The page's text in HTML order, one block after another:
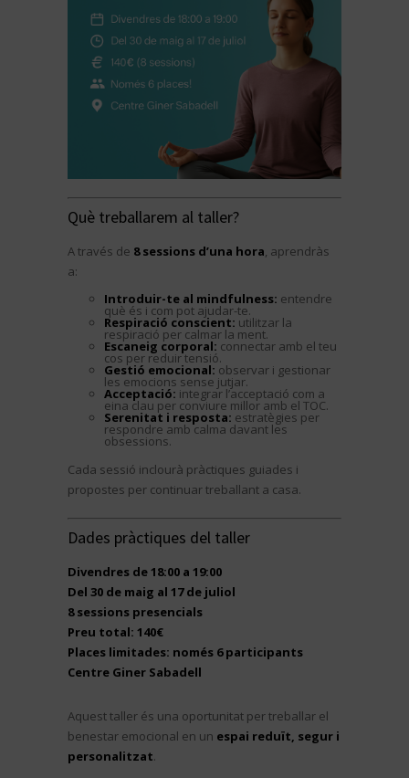
Què treballarem al taller?
A través de 8 sessions d’una hora, aprendràs
a:
Introduir-te al mindfulness: entendre
què és i com pot ajudar-te.
Respiració conscient: utilitzar la
respiració per calmar la ment.
Escaneig corporal: connectar amb el teu
cos per reduir tensió.
Gestió emocional: observar i gestionar
les emocions sense jutjar.
Acceptació: integrar l’acceptació com a
eina clau per conviure millor amb el TOC.
Serenitat i resposta: estratègies per
respondre amb calma davant les
obsessions.
Cada sessió inclourà pràctiques guiades i
propostes per continuar treballant a casa.
Dades pràctiques del taller
Divendres de 18:00 a 19:00
Del 30 de maig al 17 de juliol
8 sessions presencials
Preu total: 140€
Places limitades: només 6 participants
Centre Giner Sabadell
Aquest taller és una oportunitat per treballar el
benestar emocional en un espai reduït, segur i
personalitzat.